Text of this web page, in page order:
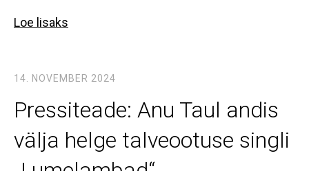
Loe lisaks
14. NOVEMBER 2024
Pressiteade: Anu Taul andis
välja helge talveootuse singli